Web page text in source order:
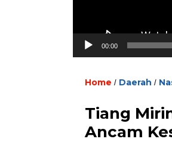
00:00
Home / Daerah /
Tiang
Ancam